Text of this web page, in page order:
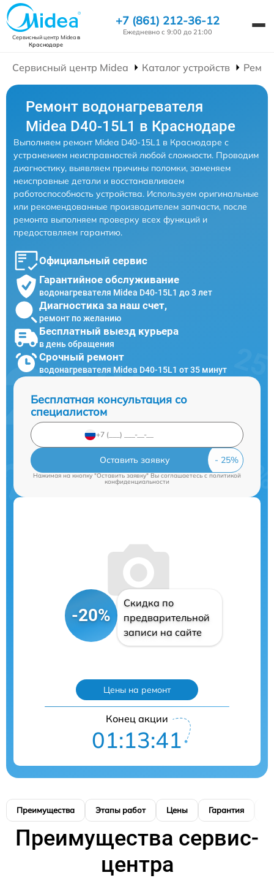
Сервисный центр Mideaв
Краснодаре
+7 (861) 212-36-12
Ежедневно с 9:00 до 21:00
Сервисный центр Midea Каталог устройств
Ремонт водонагревателя
Midea D40-15L1 в Краснодаре
Выполняем ремонт Midea D40-15L1 в Краснодаре с
устранением неисправностей любой сложности. Проводим
диагностику, выявляем причины поломки, заменяем
неисправные детали и восстанавливаем
работоспособность устройства. Используем оригинальные
или рекомендованные производителем запчасти, после
ремонта выполняем проверку всех функций и
предоставляем гарантию.
Официальный сервис
Гарантийное обслуживание
водонагревателя Midea D40-15L1 до 3 лет
Диагностика за наш счет,
ремонт по желанию
Бесплатный выезд курьера
в день обращения
Срочный ремонт
водонагревателя Midea D40-15L1 от 35 минут
Бесплатная консультация со
специалистом
Оставить заявку
Нажимая на кнопку "Оставить заявку" Вы соглашаетесь cполитикой
конфиденциальности
-20%
Скидка по
предварительной
записи на сайте
Цены на ремонт
Конец акции
01:13:40
Преимущества Этапы работ Цены Гарантия
Преимущества сервис-
центра